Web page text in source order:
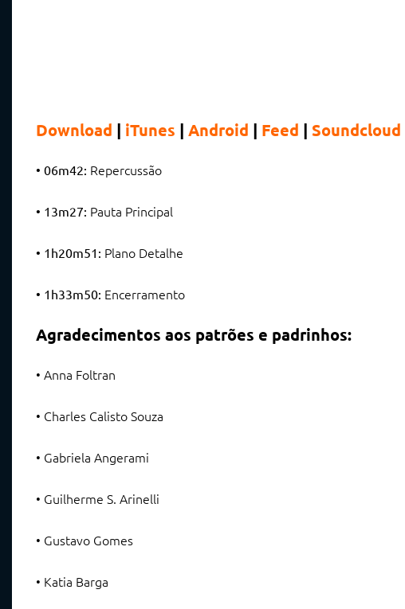
Download | iTunes | Android | Feed | Soundcloud
• 06m42: Repercussão
• 13m27: Pauta Principal
• 1h20m51: Plano Detalhe
• 1h33m50: Encerramento
Agradecimentos aos patrões e padrinhos:
• Anna Foltran
• Charles Calisto Souza
• Gabriela Angerami
• Guilherme S. Arinelli
• Gustavo Gomes
• Katia Barga